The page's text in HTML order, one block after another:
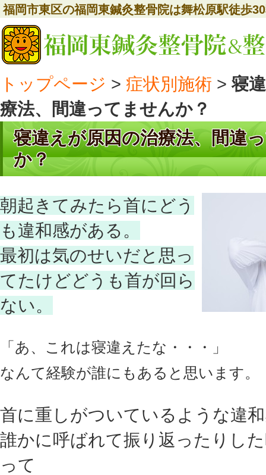
福岡市東区の福岡東鍼灸整骨院は舞松原駅徒歩
トップページ > 症状別施術 >寝
療法、間違ってませんか？
寝違えが原因の治療法、間違
か？
朝起きてみたら首にどう
も違和感がある。
最初は気のせいだと思っ
てたけどどうも首が回ら
ない。
「あ、これは寝違えたな・・・」
なんて経験が誰にもあると思います。
首に重しがついているような違
誰かに呼ばれて振り返ったりし
って